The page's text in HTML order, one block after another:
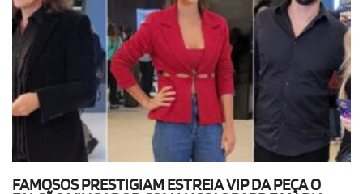
FAMOSOS PRESTIGIAM ESTREIA VIP DA PEÇA O